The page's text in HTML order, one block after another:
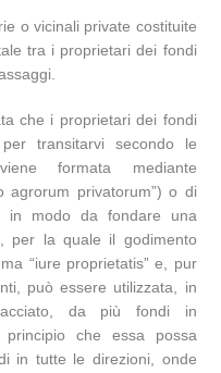
o vicinali private costituite
tra i proprietari dei fondi
che i proprietari dei fondi
transitarvi secondo le
formata mediante
agrorum privatorum”) o di
in modo da fondare una
per la quale il godimento
“iure proprietatis” e, pur
può essere utilizzata, in
da più fondi in
che essa possa
in tutte le direzioni, onde